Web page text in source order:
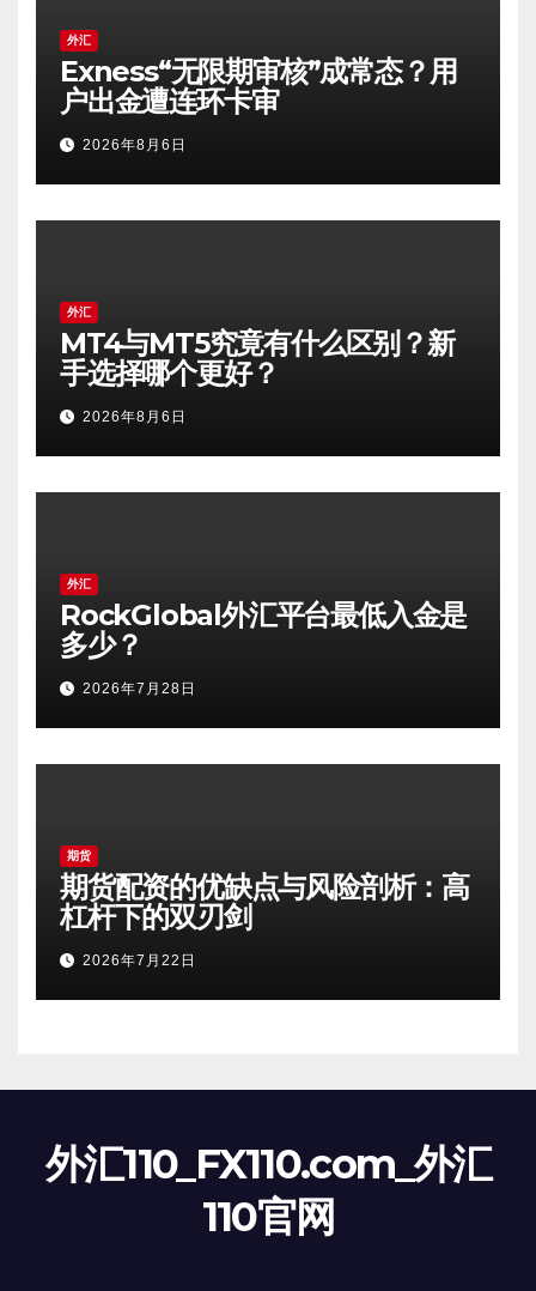
外汇
Exness“无限期审核”成常态？用
户出金遭连环卡审
2026年8月6日
外汇
MT4与MT5究竟有什么区别？新
手选择哪个更好？
2026年8月6日
外汇
RockGlobal外汇平台最低入金是
多少？
2026年7月28日
期货
期货配资的优缺点与风险剖析：高
杠杆下的双刃剑
2026年7月22日
外汇110_FX110.com_外汇
110官网